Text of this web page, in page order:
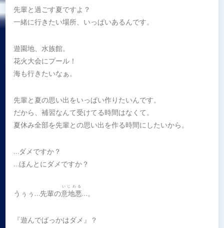
先輩と過ごす夏ですよ？
一緒に行きたい場所、いっぱいあるんです。
遊園地、水族館。
花火大会にプール！
海も行きたいなぁ。
先輩と夏の思い出をいっぱい作りたいんです。
だから、補習なんて受けてる時間はなくて。
夏休み全部を先輩との思い出を作る時間にしたいから。
…ダメですか？
…ほんとにダメですか？
うぅぅ…先輩の意地悪
いじわる
…。
『遊んでばっかはダメ』？